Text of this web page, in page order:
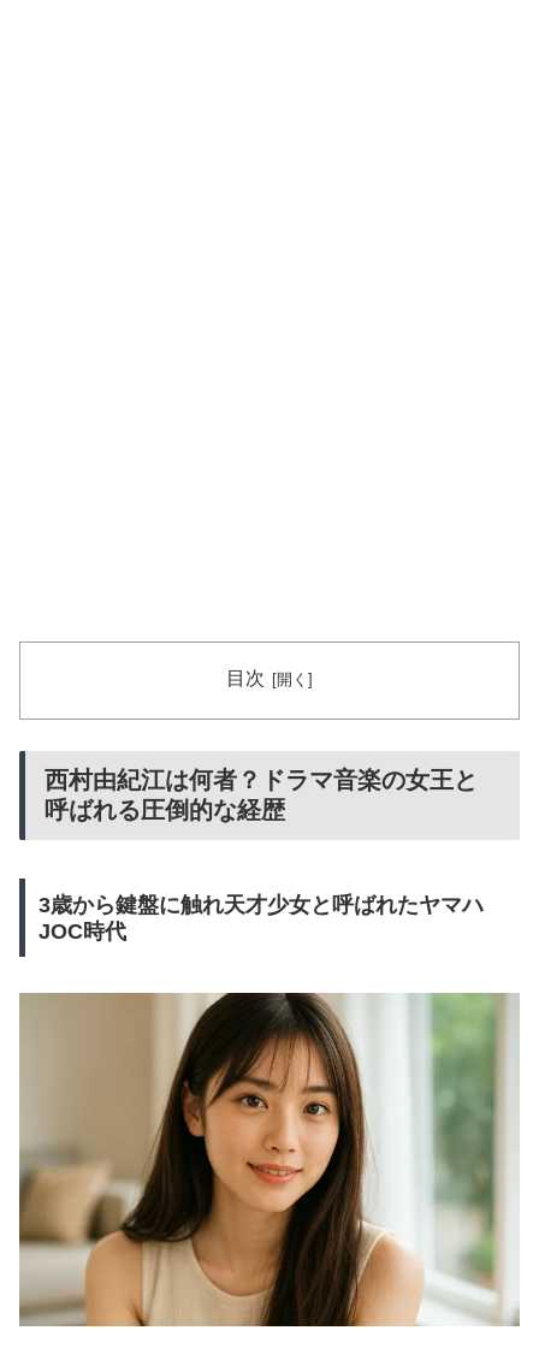
目次
西村由紀江は何者？ドラマ音楽の女王と
呼ばれる圧倒的な経歴
3歳から鍵盤に触れ天才少女と呼ばれたヤマハ
JOC時代